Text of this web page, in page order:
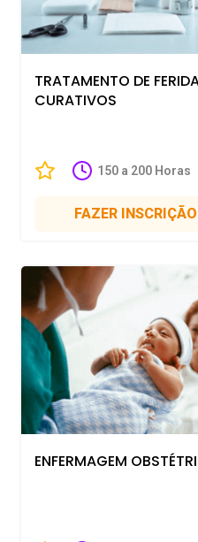
TRATAMENTO DE
CURATIVOS
150 a 200 Horas
FAZER INSCRIÇÃO
ENFERMAGEM